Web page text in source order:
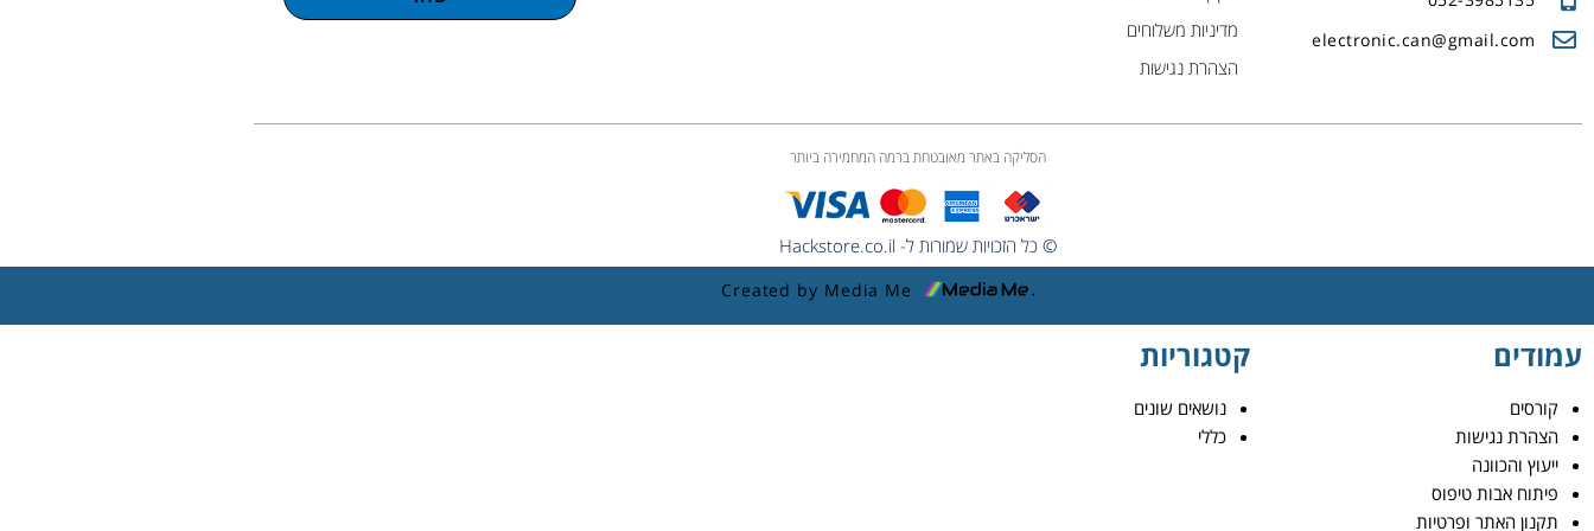
electronic.can@gmail.com
מדיניות משלוחים
הצהרת נגישות
הסליקה באתר מאובטחת ברמה המחמירה ביותר
© כל הזכויות שמורות ל- Hackstore.co.il
Created by Media Me
עמודים
קורסים
הצהרת נגישות
ייעוץ והכוונה
פיתוח אבות טיפוס
תקנון האתר ופרטיות
קטגוריות
נושאים שונים
כללי